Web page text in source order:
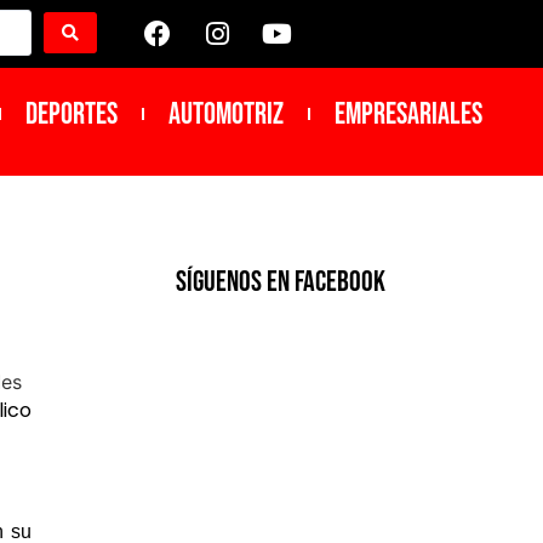
DEPORTES Automotriz Empresariales
su
SíGUENOS EN FACEBOOK